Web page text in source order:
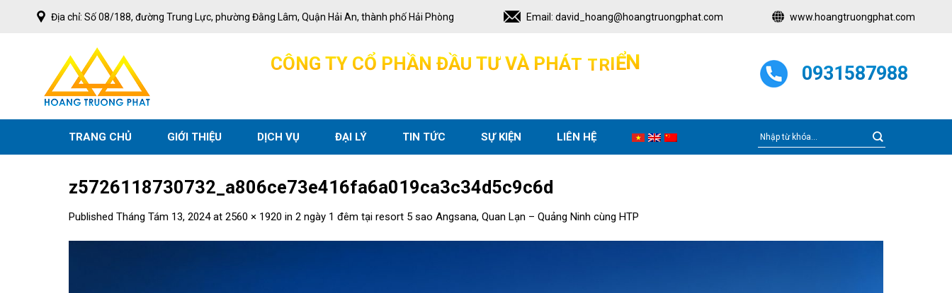
Địa chỉ: Số 08/188, đường Trung Lực, phường Đằng Lâm, Quận Hải An, thành phố Hải Phòng Email: david_hoang@hoangtruongphat.com www.hoangtruongphat.com
CÔNG TY CỔ PHẦN ĐẦU TƯ VÀ PHÁT TRIỂN 0931587988
TRANG CHỦ GIỚI THIỆU DỊCH VỤ ĐẠI LÝ TIN TỨC SỰ KIỆN LIÊN HỆ
z5726118730732_a806ce73e416fa6a019ca3c34d5c9c6d
Published Tháng Tám 13, 2024at 2560 × 1920 in 2 ngày 1 đêm tại resort 5 sao Angsana, Quan Lạn – Quảng Ninh cùng HTP